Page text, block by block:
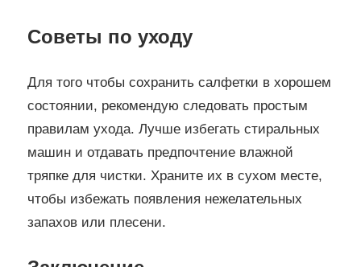
Советы по уходу
Для того чтобы сохранить салфетки в хорошем
состоянии, рекомендую следовать простым
правилам ухода. Лучше избегать стиральных
машин и отдавать предпочтение влажной
тряпке для чистки. Храните их в сухом месте,
чтобы избежать появления нежелательных
запахов или плесени.